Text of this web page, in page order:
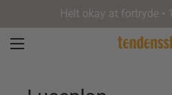
Helt okay at fortryde •